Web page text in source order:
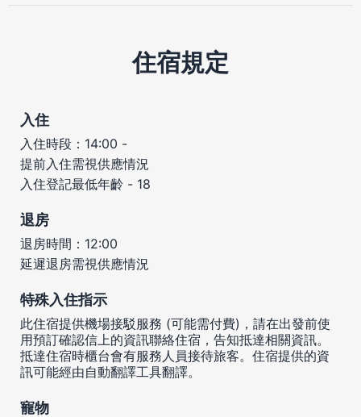
住宿規定
入住
入住時段：14:00 -
提前入住需視供應情況
入住登記最低年齡 - 18
退房
退房時間：12:00
延遲退房需視供應情況
特殊入住指示
此住宿提供機場接駁服務 (可能需付費)，請在出發前使
用預訂確認信上的資訊聯絡住宿，告知抵達相關資訊。
抵達住宿時櫃台會有服務人員接待旅客。住宿提供的資
訊可能經由自動翻譯工具翻譯。
寵物